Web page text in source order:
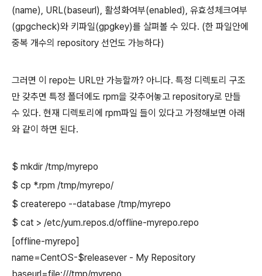
(name), URL(baseurl), 활성화여부(enabled), 유효성체크여부
(gpgcheck)와 키파일(gpgkey)를 살펴볼 수 있다. (한 파일안에
중복 개수의 repository 선언도 가능하다)
그러면 이 repo는 URL만 가능할까? 아니다. 특정 디렉토리 구조
만 갖추면 특정 폴더에도 rpm을 갖추어놓고 repository로 만들
수 있다. 현재 디렉토리에 rpm파일 들이 있다고 가정해보면 아래
와 같이 하면 된다.
$ mkdir /tmp/myrepo
$ cp *.rpm /tmp/myrepo/
$ createrepo --database /tmp/myrepo
$ cat > /etc/yum.repos.d/offline-myrepo.repo
[offline-myrepo]
name=CentOS-$releasever - My Repository